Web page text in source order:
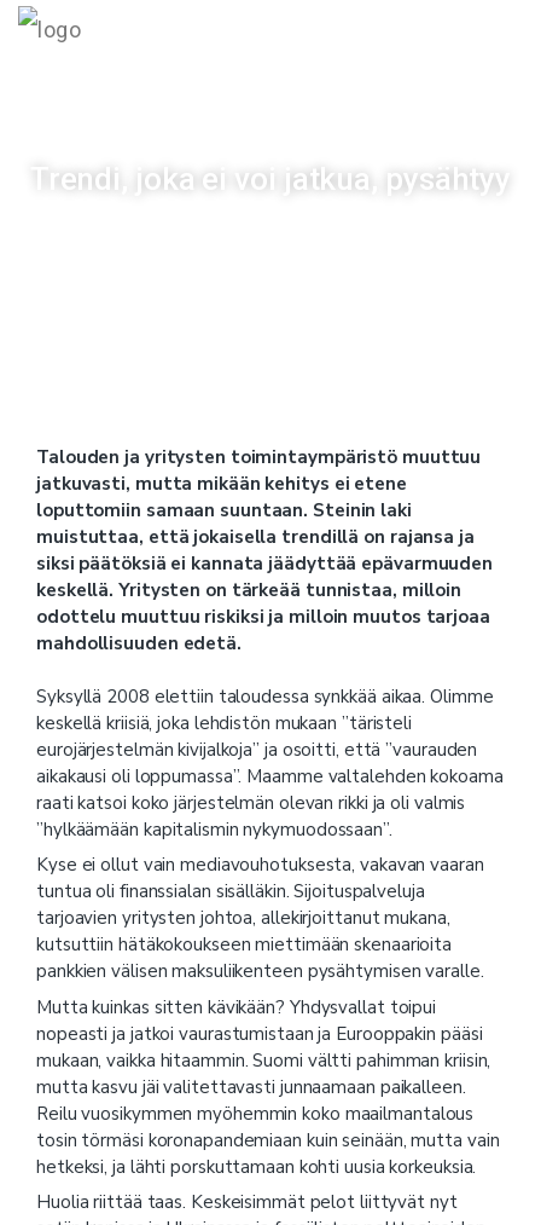
Trendi, joka ei voi jatkua, pysähtyy
Talouden ja yritysten toimintaympäristö muuttuu
jatkuvasti, mutta mikään kehitys ei etene
loputtomiin samaan suuntaan. Steinin laki
muistuttaa, että jokaisella trendillä on rajansa ja
siksi päätöksiä ei kannata jäädyttää epävarmuuden
keskellä. Yritysten on tärkeää tunnistaa, milloin
odottelu muuttuu riskiksi ja milloin muutos tarjoaa
mahdollisuuden edetä.
Syksyllä 2008 elettiin taloudessa synkkää aikaa. Olimme
keskellä kriisiä, joka lehdistön mukaan ”täristeli
eurojärjestelmän kivijalkoja” ja osoitti, että ”vaurauden
aikakausi oli loppumassa”. Maamme valtalehden kokoama
raati katsoi koko järjestelmän olevan rikki ja oli valmis
”hylkäämään kapitalismin nykymuodossaan”.
Kyse ei ollut vain mediavouhotuksesta, vakavan vaaran
tuntua oli finanssialan sisälläkin. Sijoituspalveluja
tarjoavien yritysten johtoa, allekirjoittanut mukana,
kutsuttiin hätäkokoukseen miettimään skenaarioita
pankkien välisen maksuliikenteen pysähtymisen varalle.
Mutta kuinkas sitten kävikään? Yhdysvallat toipui
nopeasti ja jatkoi vaurastumistaan ja Eurooppakin pääsi
mukaan, vaikka hitaammin. Suomi vältti pahimman kriisin,
mutta kasvu jäi valitettavasti junnaamaan paikalleen.
Reilu vuosikymmen myöhemmin koko maailmantalous
tosin törmäsi koronapandemiaan kuin seinään, mutta vain
hetkeksi, ja lähti porskuttamaan kohti uusia korkeuksia.
Huolia riittää taas. Keskeisimmät pelot liittyvät nyt